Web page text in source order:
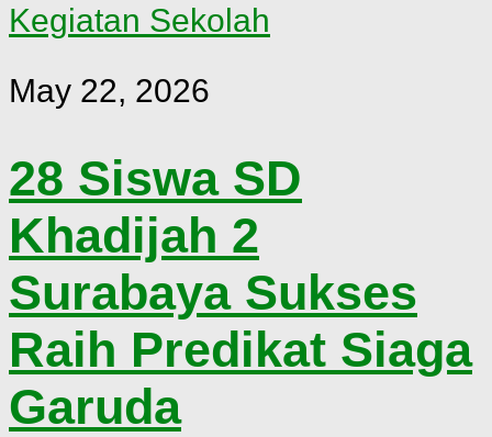
Kegiatan Sekolah
May 22, 2026
28 Siswa SD
Khadijah 2
Surabaya Sukses
Raih Predikat Siaga
Garuda